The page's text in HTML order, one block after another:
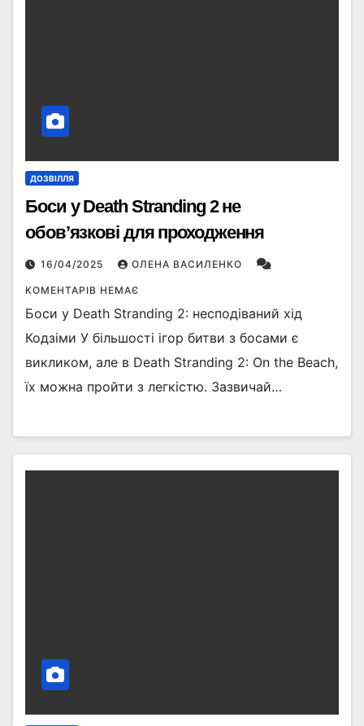
ДОЗВІЛЛЯ
Боси у Death Stranding 2 не
обов’язкові для проходження
16/04/2025 ОЛЕНА ВАСИЛЕНКО
КОМЕНТАРІВ НЕМАЄ
Боси у Death Stranding 2: несподіваний хід
Кодзіми У більшості ігор битви з босами є
викликом, але в Death Stranding 2: On the Beach,
їх можна пройти з легкістю. Зазвичай…